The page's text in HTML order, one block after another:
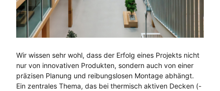
Wir wissen sehr wohl, dass der Erfolg eines Projekts nicht
nur von innovativen Produkten, sondern auch von einer
präzisen Planung und reibungslosen Montage abhängt.
Ein zentrales Thema, das bei thermisch aktiven Decken (-